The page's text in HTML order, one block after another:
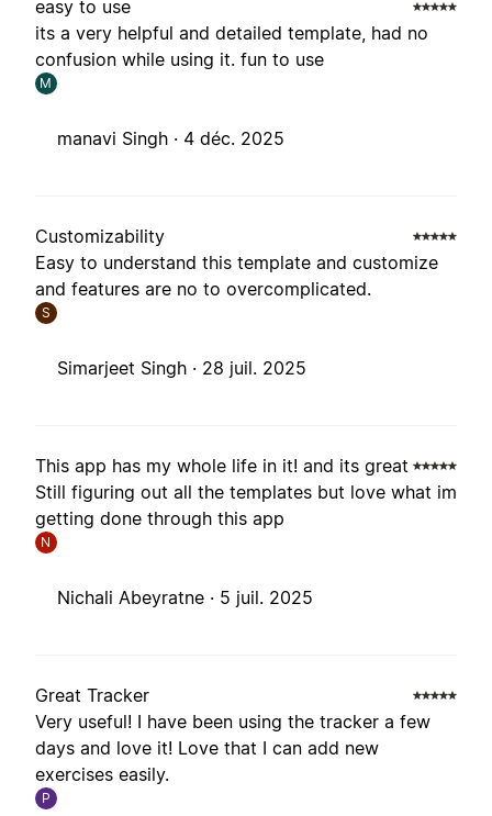
easy to use
its a very helpful and detailed template, had no
confusion while using it. fun to use
M
manavi Singh · 4 déc. 2025
Customizability
Easy to understand this template and customize
and features are no to overcomplicated.
S
Simarjeet Singh · 28 juil. 2025
This app has my whole life in it! and its great
Still figuring out all the templates but love what im
getting done through this app
N
Nichali Abeyratne · 5 juil. 2025
Great Tracker
Very useful! I have been using the tracker a few
days and love it! Love that I can add new
exercises easily.
P